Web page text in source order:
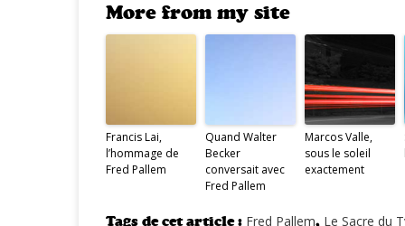
More from my site
Francis Lai,
l’hommage de
Fred Pallem
Quand Walter
Becker
conversait avec
Fred Pallem
Marcos Valle,
sous le soleil
exactement
Tags de cet article : Fred Pallem, Le Sacre du